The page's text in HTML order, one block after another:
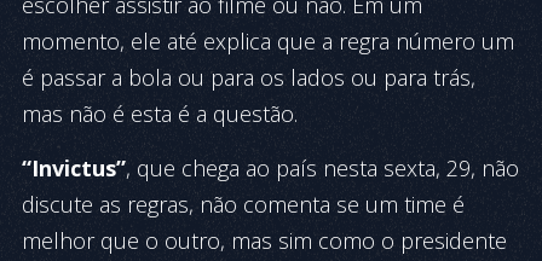
momento, ele até explica que a regra número um
é passar a bola ou para os lados ou para trás,
mas não é esta é a questão.
“Invictus”, que chega ao país nesta sexta, 29, não
discute as regras, não comenta se um time é
melhor que o outro, mas sim como o presidente